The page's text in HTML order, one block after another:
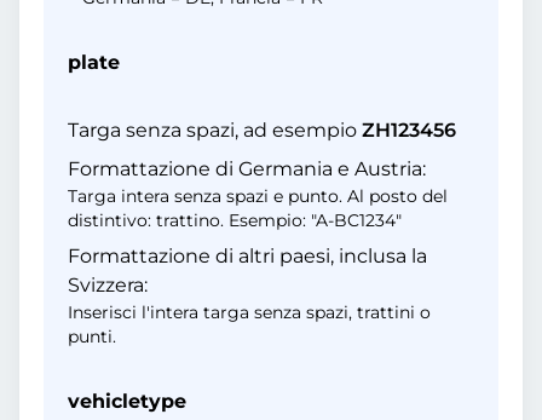
plate
Targa senza spazi, ad esempio ZH123456
Formattazione di Germania e Austria:
Targa intera senza spazi e punto. Al posto del
distintivo: trattino. Esempio: "A-BC1234"
Formattazione di altri paesi, inclusa la
Svizzera:
Inserisci l'intera targa senza spazi, trattini o
punti.
vehicletype